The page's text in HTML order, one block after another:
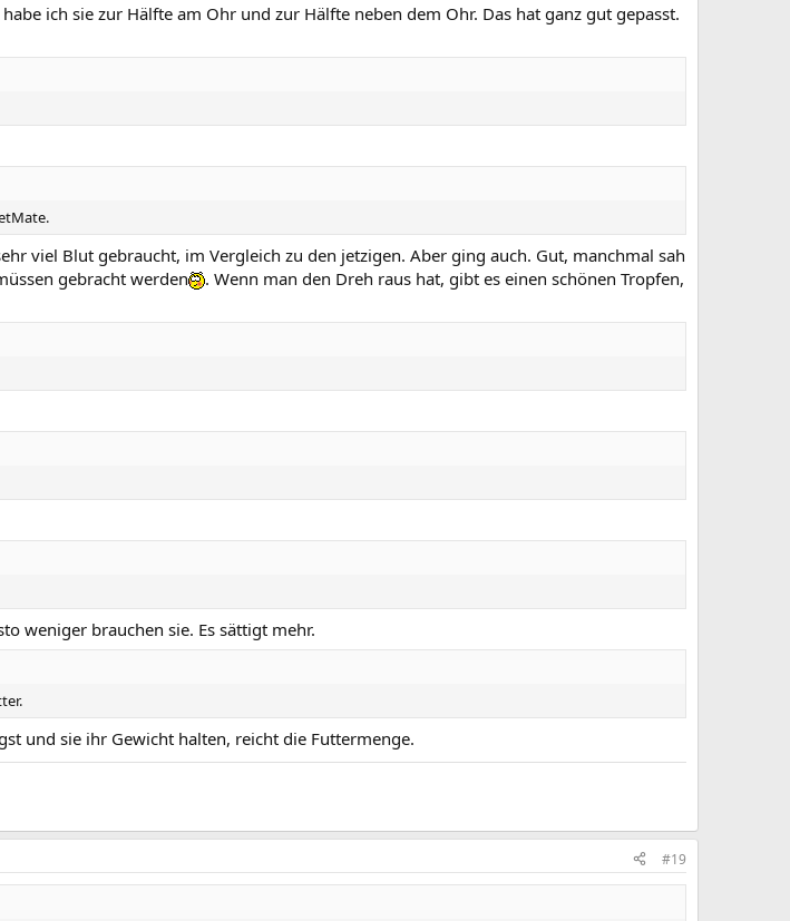
ich sie zur Hälfte am Ohr und zur Hälfte neben dem Ohr. Das hat ganz gut gepasst.
viel Blut gebraucht, im Vergleich zu den jetzigen. Aber ging auch. Gut, manchmal sah
gebracht werden
. Wenn man den Dreh raus hat, gibt es einen schönen Tropfen,
weniger brauchen sie. Es sättigt mehr.
und sie ihr Gewicht halten, reicht die Futtermenge.
#19